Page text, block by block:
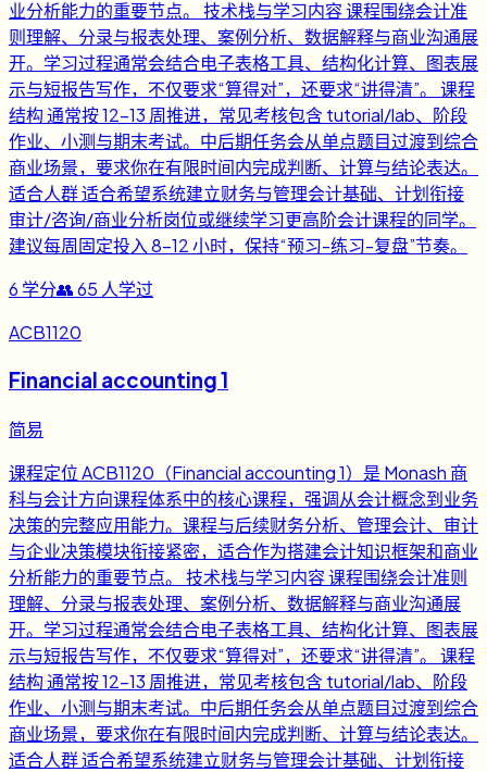
业分析能力的重要节点。 技术栈与学习内容 课程围绕会计准
则理解、分录与报表处理、案例分析、数据解释与商业沟通展
开。学习过程通常会结合电子表格工具、结构化计算、图表展
示与短报告写作，不仅要求“算得对”，还要求“讲得清”。 课程
结构 通常按 12-13 周推进，常见考核包含 tutorial/lab、阶段
作业、小测与期末考试。中后期任务会从单点题目过渡到综合
商业场景，要求你在有限时间内完成判断、计算与结论表达。
适合人群 适合希望系统建立财务与管理会计基础、计划衔接
审计/咨询/商业分析岗位或继续学习更高阶会计课程的同学。
建议每周固定投入 8-12 小时，保持“预习-练习-复盘”节奏。
6 学分👥65 人学过
ACB1120
Financial accounting 1
简易
课程定位 ACB1120（Financial accounting 1）是 Monash 商
科与会计方向课程体系中的核心课程，强调从会计概念到业务
决策的完整应用能力。课程与后续财务分析、管理会计、审计
与企业决策模块衔接紧密，适合作为搭建会计知识框架和商业
分析能力的重要节点。 技术栈与学习内容 课程围绕会计准则
理解、分录与报表处理、案例分析、数据解释与商业沟通展
开。学习过程通常会结合电子表格工具、结构化计算、图表展
示与短报告写作，不仅要求“算得对”，还要求“讲得清”。 课程
结构 通常按 12-13 周推进，常见考核包含 tutorial/lab、阶段
作业、小测与期末考试。中后期任务会从单点题目过渡到综合
商业场景，要求你在有限时间内完成判断、计算与结论表达。
适合人群 适合希望系统建立财务与管理会计基础、计划衔接